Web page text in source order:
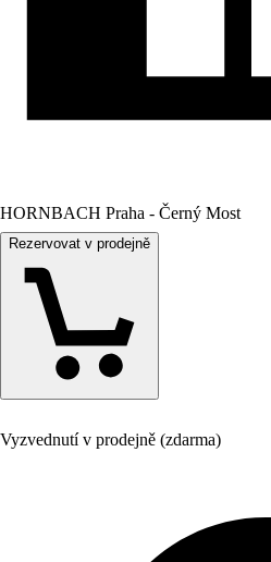
HORNBACH Praha - Černý Most
Rezervovat v prodejně
Vyzvednutí v prodejně (zdarma)